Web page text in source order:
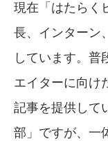
現在「はたらく
長、インターン
しています。普
エイターに向け
記事を提供して
部」ですが、一